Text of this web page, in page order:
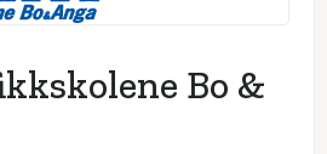
Bo &